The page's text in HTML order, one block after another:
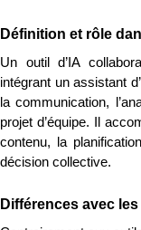
Définition et rôle
Un outil d’IA
intégrant un assistant
la communication,
projet d’équipe. Il
contenu, la
décision collective.
Différences avec